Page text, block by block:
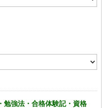
勉強法・合格体験記・資格